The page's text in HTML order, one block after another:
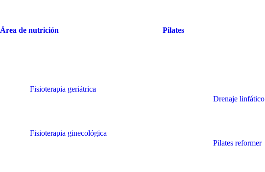
Área de nutrición Pilates
Fisioterapia geriátrica
Fisioterapia ginecológica
Drenaje linfático
Pilates reformer